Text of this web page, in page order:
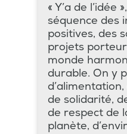
« Y’a de l’idée
séquence des
positives, des
projets
monde
durable. On y
de solidarité,
de respect de
planète,